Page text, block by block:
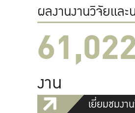
ผลงานงานวิจัยแล
งาน
เยี่ยมชมงา